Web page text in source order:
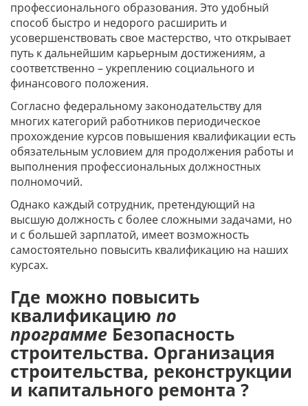
профессионального образования. Это удобный
способ быстро и недорого расширить и
усовершенствовать свое мастерство, что открывает
путь к дальнейшим карьерным достижениям, а
соответственно – укреплению социального и
финансового положения.
Согласно федеральному законодательству для
многих категорий работников периодическое
прохождение курсов повышения квалификации есть
обязательным условием для продолжения работы и
выполнения профессиональных должностных
полномочий.
Однако каждый сотрудник, претендующий на
высшую должность с более сложными задачами, но
и с большей зарплатой, имеет возможность
самостоятельно повысить квалификацию на наших
курсах.
Где можно повысить
квалификацию по
программе Безопасность
строительства. Организация
строительства, реконструкции
и капитального ремонта ?